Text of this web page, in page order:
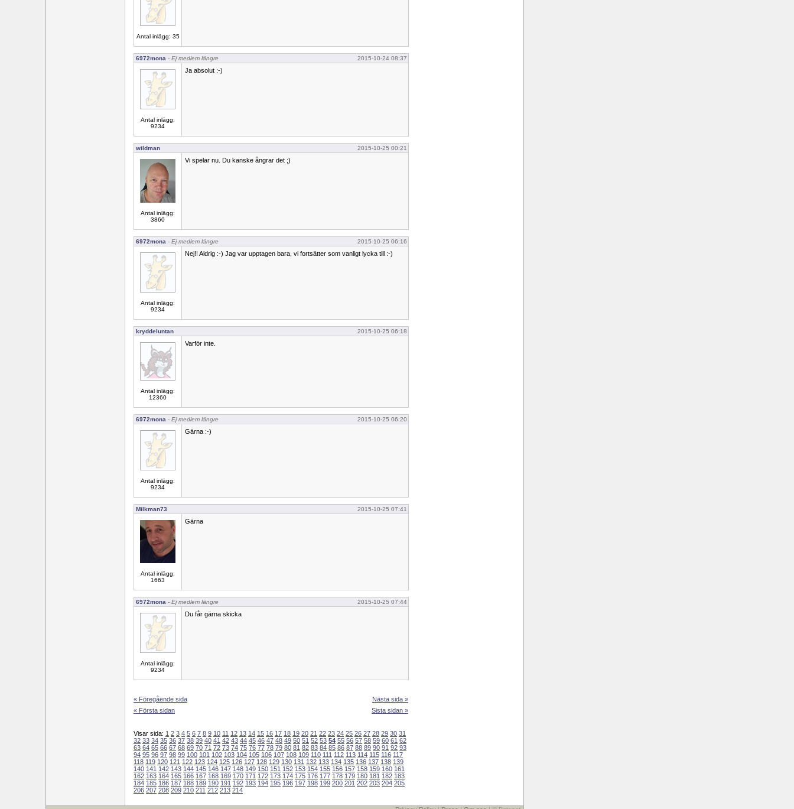
Antal inlägg: 35
6972mona - Ej medlem längre 2015-10-24 08:37
Antal inlägg:
9234
Ja absolut :-)
wildman 2015-10-25 00:21
Antal inlägg:
3860
Vi spelar nu. Du kanske ångrar det ;)
6972mona - Ej medlem längre 2015-10-25 06:16
Antal inlägg:
9234
Nej!! Aldrig :-) Jag var upptagen bara, vi fortsätter som vanligt lycka till :-)
kryddeluntan 2015-10-25 06:18
Antal inlägg:
12360
Varför inte.
6972mona - Ej medlem längre 2015-10-25 06:20
Antal inlägg:
9234
Gärna :-)
Milkman73 2015-10-25 07:41
Antal inlägg:
1663
Gärna
6972mona - Ej medlem längre 2015-10-25 07:44
Antal inlägg:
9234
Du får gärna skicka
« Föregående sida
« Första sidan
Nästa sida »
Sista sidan »
Visar sida: 1 2 3 4 5 6 7 8 9 10 11 12 13 14 15 16 17 18 19 20 21 22 23 24 25 26 27 28 29 30 31
32 33 34 35 36 37 38 39 40 41 42 43 44 45 46 47 48 49 50 51 52 53 54 55 56 57 58 59 60 61 62
63 64 65 66 67 68 69 70 71 72 73 74 75 76 77 78 79 80 81 82 83 84 85 86 87 88 89 90 91 92 93
94 95 96 97 98 99 100 101 102 103 104 105 106 107 108 109 110 111 112 113 114 115 116 117
118 119 120 121 122 123 124 125 126 127 128 129 130 131 132 133 134 135 136 137 138 139
140 141 142 143 144 145 146 147 148 149 150 151 152 153 154 155 156 157 158 159 160 161
162 163 164 165 166 167 168 169 170 171 172 173 174 175 176 177 178 179 180 181 182 183
184 185 186 187 188 189 190 191 192 193 194 195 196 197 198 199 200 201 202 203 204 205
206 207 208 209 210 211 212 213 214